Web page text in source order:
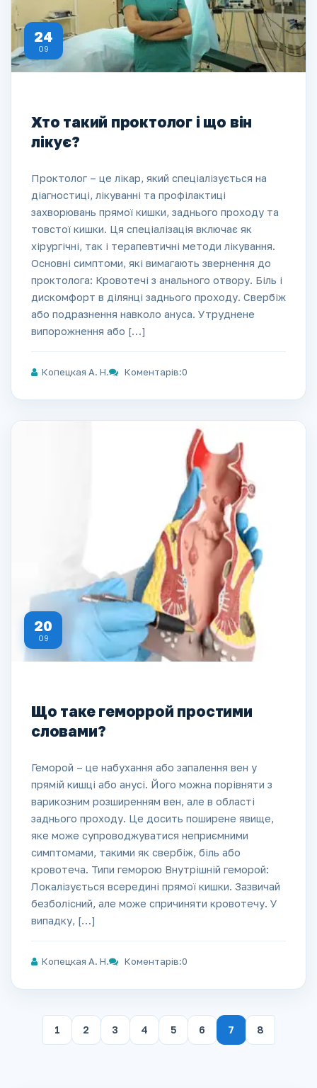
24
09
Хто такий проктолог і що він
лікує?
Проктолог – це лікар, який спеціалізується на
діагностиці, лікуванні та профілактиці
захворювань прямої кишки, заднього проходу та
товстої кишки. Ця спеціалізація включає як
хірургічні, так і терапевтичні методи лікування.
Основні симптоми, які вимагають звернення до
проктолога: Кровотечі з анального отвору. Біль і
дискомфорт в ділянці заднього проходу. Свербіж
або подразнення навколо ануса. Утруднене
випорожнення або […]
Копецкая А. Н. Коментарів:0
20
09
Що таке геморрой простими
словами?
Геморой – це набухання або запалення вен у
прямій кишці або анусі. Його можна порівняти з
варикозним розширенням вен, але в області
заднього проходу. Це досить поширене явище,
яке може супроводжуватися неприємними
симптомами, такими як свербіж, біль або
кровотеча. Типи геморою Внутрішній геморой:
Локалізується всередині прямої кишки. Зазвичай
безболісний, але може спричиняти кровотечу. У
випадку, […]
Копецкая А. Н. Коментарів:0
1 2 3 4 5 6 7 8